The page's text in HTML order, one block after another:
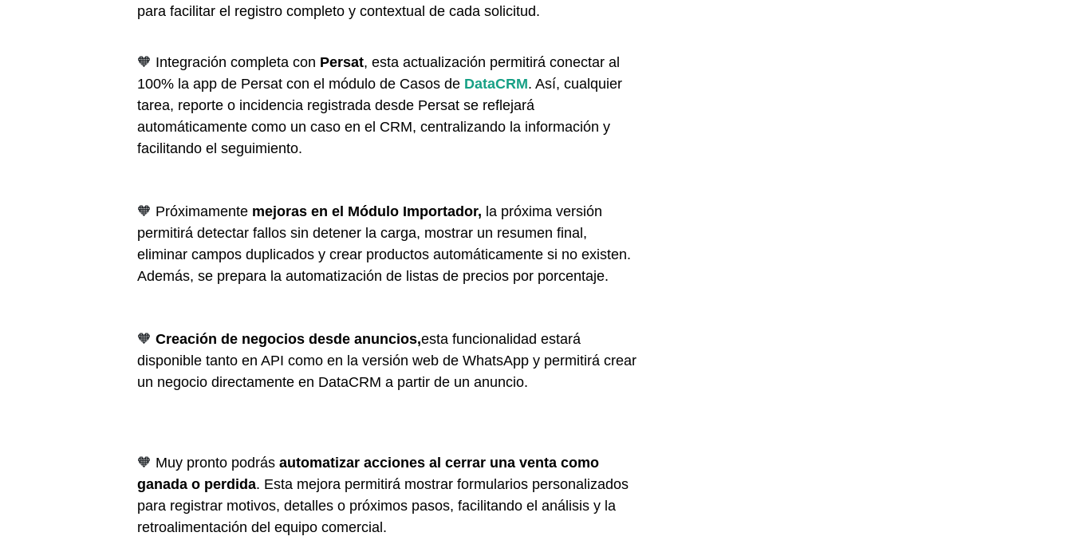
para facilitar el registro completo y contextual de cada solicitud.
🧡 Integración completa con Persat, esta actualización permitirá conectar al
100% la app de Persat con el módulo de Casos de DataCRM. Así, cualquier
tarea, reporte o incidencia registrada desde Persat se reflejará
automáticamente como un caso en el CRM, centralizando la información y
facilitando el seguimiento.
🧡 Próximamente mejoras en el Módulo Importador, la próxima versión
permitirá detectar fallos sin detener la carga, mostrar un resumen final,
eliminar campos duplicados y crear productos automáticamente si no existen.
Además, se prepara la automatización de listas de precios por porcentaje.
🧡 Creación de negocios desde anuncios,esta funcionalidad estará
disponible tanto en API como en la versión web de WhatsApp y permitirá crear
un negocio directamente en DataCRM a partir de un anuncio.
🧡 Muy pronto podrás automatizar acciones al cerrar una venta como
ganada o perdida. Esta mejora permitirá mostrar formularios personalizados
para registrar motivos, detalles o próximos pasos, facilitando el análisis y la
retroalimentación del equipo comercial.